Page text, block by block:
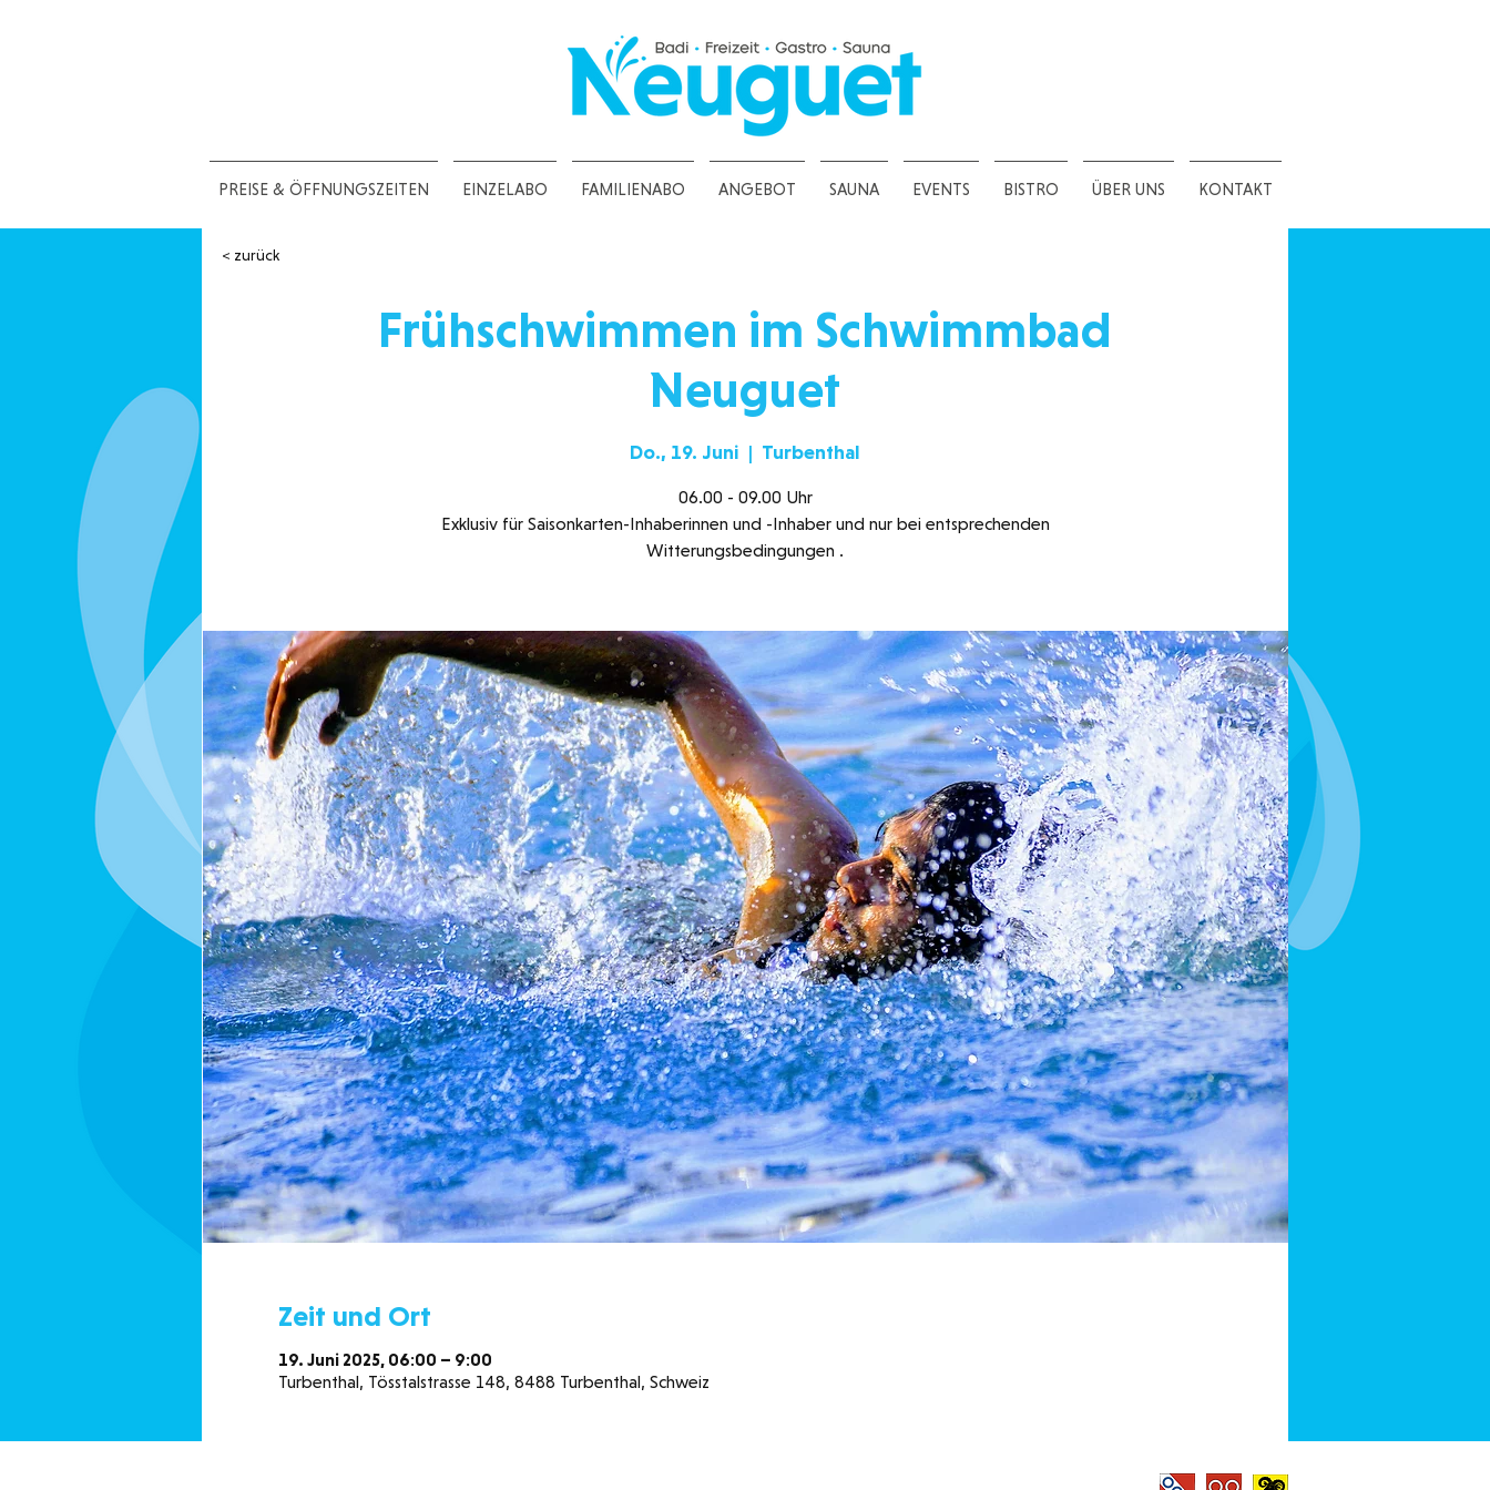
PREISE & ÖFFNUNGSZEITEN EINZELABO FAMILIENABO ANGEBOT SAUNA EVENTS BISTRO ÜBER UNS KONTAKT
Frühschwimmen im Schwimmbad
Neuguet
Do., 19. Juni
  |
Turbenthal
06.00 - 09.00 Uhr
Exklusiv für Saisonkarten-Inhaberinnen und -Inhaber und nur bei entsprechenden
Witterungsbedingungen .
Zeit und Ort
19. Juni 2025, 06:00 – 9:00
Turbenthal, Tösstalstrasse 148, 8488 Turbenthal, Schweiz
< zurück